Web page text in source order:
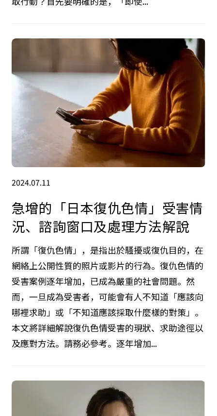
2024.07.11
急增的「日本復仇色情」受害情
況、諮詢窗口及處理方法解說
所謂「復仇色情」，是指出於騷擾或復仇目的，在
網絡上公開性質的照片或影片的行為。復仇色情的
受害案例逐年增加，已成為嚴重的社會問題。然
而，一旦成為受害者，可能會有人不知道「應該向
哪裡求助」或「不知道應該採取什麼樣的對策」。
本文將詳細解說復仇色情受害的現狀、求助途徑以
及應對方法。請務必參考。逐年增加...